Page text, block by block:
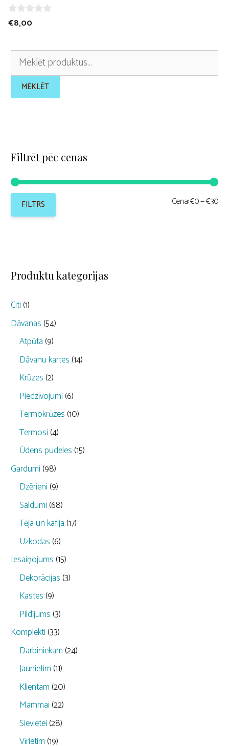
0
o
o
€8,00
Meklēt:
MEKLĒT
Filtrēt pēc cenas
Min.
FILTRS Cena:€0—€30
Produktu kategorijas
Citi (1)
Dāvanas (54)
Atpūta (9)
Dāvanu kartes (14)
Krūzes (2)
Piedzīvojumi (6)
Termokrūzes (10)
Termosi (4)
Ūdens pudeles (15)
Gardumi (98)
Dzērieni (9)
Saldumi (68)
Tēja un kafija (17)
Uzkodas (6)
Iesaiņojums (15)
Dekorācijas (3)
Kastes (9)
Pildījums (3)
Komplekti (33)
Darbiniekam (24)
Jaunietim (11)
Klientam (20)
Mammai (22)
Sievietei (28)
Vīrietim (19)